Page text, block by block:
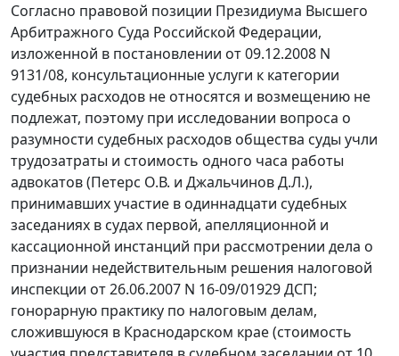
Согласно правовой позиции Президиума Высшего
Арбитражного Суда Российской Федерации,
изложенной в постановлении от 09.12.2008 N
9131/08, консультационные услуги к категории
судебных расходов не относятся и возмещению не
подлежат, поэтому при исследовании вопроса о
разумности судебных расходов общества суды учли
трудозатраты и стоимость одного часа работы
адвокатов (Петерс О.В. и Джальчинов Д.Л.),
принимавших участие в одиннадцати судебных
заседаниях в судах первой, апелляционной и
кассационной инстанций при рассмотрении дела о
признании недействительным решения налоговой
инспекции от 26.06.2007 N 16-09/01929 ДСП;
гонорарную практику по налоговым делам,
сложившуюся в Краснодарском крае (стоимость